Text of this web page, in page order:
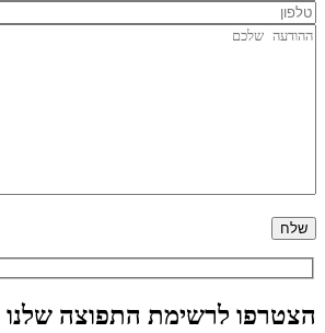
הצטרפו לרשימת התפוצה שלנו